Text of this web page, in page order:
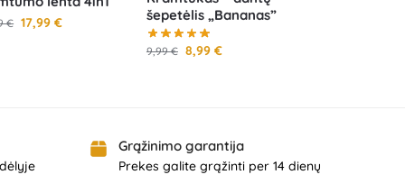
€ 17,99€
šepetėlis „Bananas”
9,99€ 8,99 €
Grąžinimo garantija
Prekes galite grąžinti per 14 dienų